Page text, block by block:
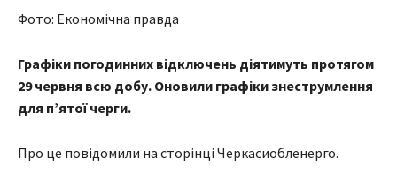
Фото: Економічна правда
Графіки погодинних відключень діятимуть протягом
29 червня всю добу. Оновили графіки знеструмлення
для п’ятої черги.
Про це повідомили на сторінці Черкасиобленерго.